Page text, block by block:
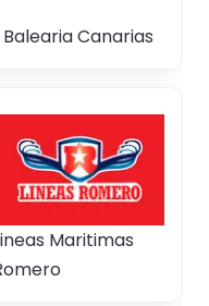
Balearia Canarias
Maritimas